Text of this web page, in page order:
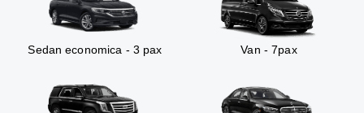
Sedan economica - 3 pax Van - 7pax